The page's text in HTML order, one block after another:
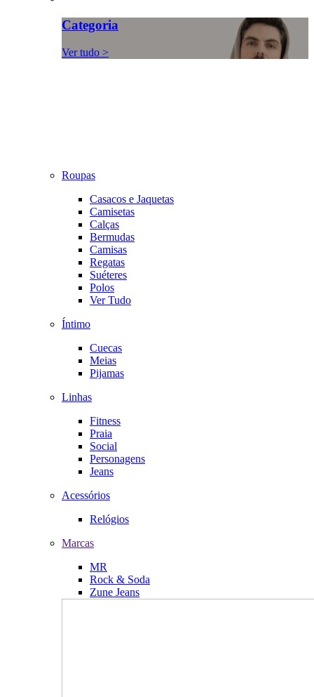
Categoria
Ver tudo >
Roupas
Casacos e Jaquetas
Camisetas
Calças
Bermudas
Camisas
Regatas
Suéteres
Polos
Ver Tudo
Íntimo
Cuecas
Meias
Pijamas
Linhas
Fitness
Praia
Social
Personagens
Jeans
Acessórios
Relógios
Marcas
MR
Rock & Soda
Zune Jeans